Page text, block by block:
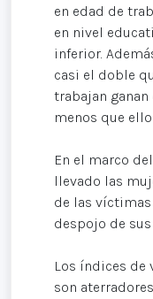
en edad de
en nivel
inferior.
casi el doble
trabajan ganan
menos que
En el marco
llevado las
de las
despojo de
Los índices de
son